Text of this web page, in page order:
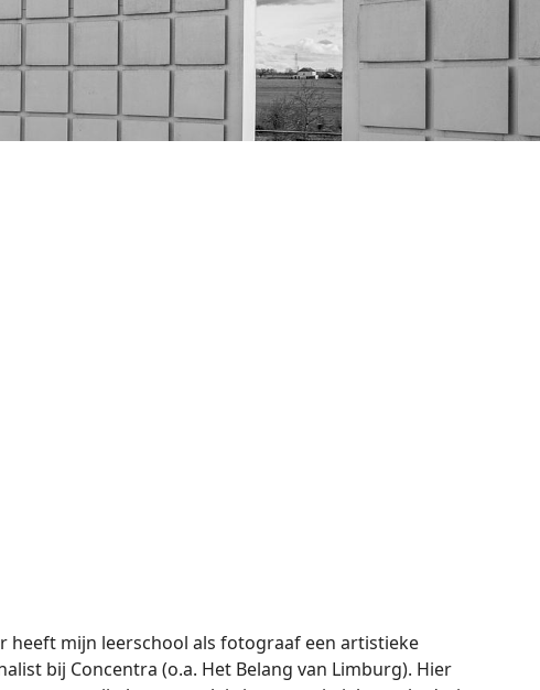
heeft mijn leerschool als fotograaf een artistieke
bij Concentra (o.a. Het Belang van Limburg). Hier